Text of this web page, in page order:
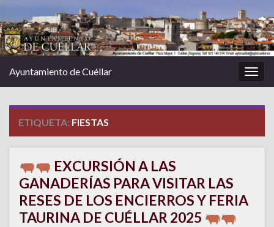
la
Ayuntamiento de Cuéllar
ETIQUETA: FIESTAS
EXCURSIÓN A LAS
GANADERÍAS PARA VISITAR LAS
RESES DE LOS ENCIERROS Y FERIA
TAURINA DE CUÉLLAR 2025